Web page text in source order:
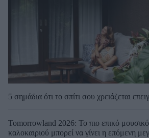
5 σημάδια ότι το σπίτι σου χρειάζεται
Tomorrowland 2026: Το πιο επικό μουσικό
καλοκαιριού μπορεί να γίνει η επόμενη